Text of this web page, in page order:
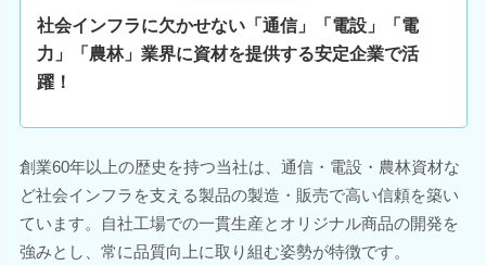
社会インフラに欠かせない「通信」「電設」「電
力」「農林」業界に資材を提供する安定企業で活
躍！
創業60年以上の歴史を持つ当社は、通信・電設・農林資材な
ど社会インフラを支える製品の製造・販売で高い信頼を築い
ています。自社工場での一貫生産とオリジナル商品の開発を
強みとし、常に品質向上に取り組む姿勢が特徴です。